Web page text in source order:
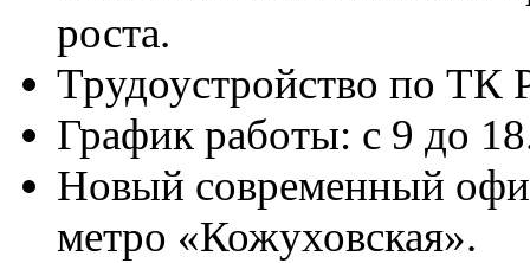
роста.
Трудоустройство по ТК
График работы: с 9 до
Новый современный
метро «Кожуховская».